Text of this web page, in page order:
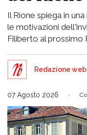
Il Rione spiega in
le motivazioni
Filiberto al prossimo
Redazione web
07 Agosto 2026